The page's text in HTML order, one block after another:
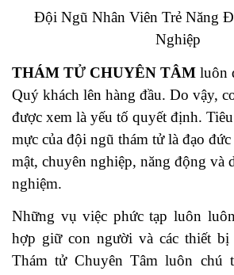
Đội Ngũ Nhân Viên Trẻ Năng
Nghiệp
THÁM TỬ CHUYÊN TÂM luôn
Quý khách lên hàng đầu. Do vậy,
được xem là yếu tố quyết định.
mực của đội ngũ thám tử là đạo
mật, chuyên nghiệp, năng động và
nghiệm.
Những vụ việc phức tạp luôn
hợp giữ con người và các thiết
Thám tử Chuyên Tâm luôn chú